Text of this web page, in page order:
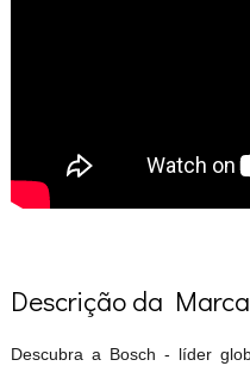
Descrição da Marca
Descubra a Bosch - líder